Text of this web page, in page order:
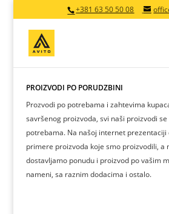
+381 63 50 50 08
PROIZVODI PO PORUDŽBINI
Prozvodi po potrebama i zahtevima
savršenog proizvoda, svi naši proizvodi
potrebama. Na našoj internet prezentaciji
primere proizvoda koje smo proizvodili, a
dostavljamo ponudu i proizvod po vašim
nameni, sa raznim dodacima i ostalo.